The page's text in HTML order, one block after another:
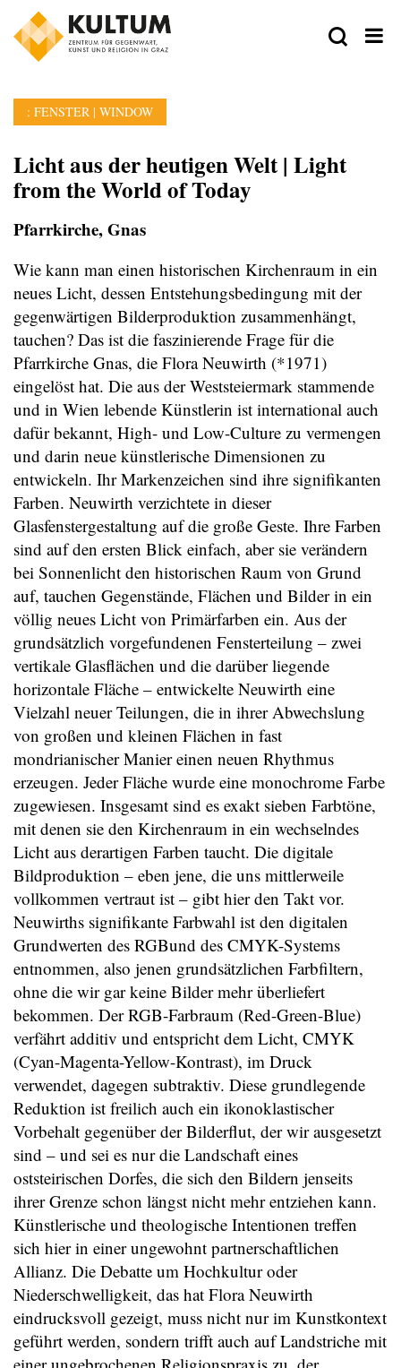
: FENSTER | WINDOW
Licht aus der heutigen Welt | Light
from the World of Today
Pfarrkirche, Gnas
Wie kann man einen historischen Kirchenraum in ein
neues Licht, dessen Entstehungsbedingung mit der
gegenwärtigen Bilderproduktion zusammenhängt,
tauchen? Das ist die faszinierende Frage für die
Pfarrkirche Gnas, die Flora Neuwirth (*1971)
eingelöst hat. Die aus der Weststeiermark stammende
und in Wien lebende Künstlerin ist international auch
dafür bekannt, High- und Low-Culture zu vermengen
und darin neue künstlerische Dimensionen zu
entwickeln. Ihr Markenzeichen sind ihre signifikanten
Farben. Neuwirth verzichtete in dieser
Glasfenstergestaltung auf die große Geste. Ihre Farben
sind auf den ersten Blick einfach, aber sie verändern
bei Sonnenlicht den historischen Raum von Grund
auf, tauchen Gegenstände, Flächen und Bilder in ein
völlig neues Licht von Primärfarben ein. Aus der
grundsätzlich vorgefundenen Fensterteilung – zwei
vertikale Glasflächen und die darüber liegende
horizontale Fläche – entwickelte Neuwirth eine
Vielzahl neuer Teilungen, die in ihrer Abwechslung
von großen und kleinen Flächen in fast
mondrianischer Manier einen neuen Rhythmus
erzeugen. Jeder Fläche wurde eine monochrome Farbe
zugewiesen. Insgesamt sind es exakt sieben Farbtöne,
mit denen sie den Kirchenraum in ein wechselndes
Licht aus derartigen Farben taucht. Die digitale
Bildproduktion – eben jene, die uns mittlerweile
vollkommen vertraut ist – gibt hier den Takt vor.
Neuwirths signifikante Farbwahl ist den digitalen
Grundwerten des RGBund des CMYK-Systems
entnommen, also jenen grundsätzlichen Farbfiltern,
ohne die wir gar keine Bilder mehr überliefert
bekommen. Der RGB-Farbraum (Red-Green-Blue)
verfährt additiv und entspricht dem Licht, CMYK
(Cyan-Magenta-Yellow-Kontrast), im Druck
verwendet, dagegen subtraktiv. Diese grundlegende
Reduktion ist freilich auch ein ikonoklastischer
Vorbehalt gegenüber der Bilderflut, der wir ausgesetzt
sind – und sei es nur die Landschaft eines
oststeirischen Dorfes, die sich den Bildern jenseits
ihrer Grenze schon längst nicht mehr entziehen kann.
Künstlerische und theologische Intentionen treffen
sich hier in einer ungewohnt partnerschaftlichen
Allianz. Die Debatte um Hochkultur oder
Niederschwelligkeit, das hat Flora Neuwirth
eindrucksvoll gezeigt, muss nicht nur im Kunstkontext
geführt werden, sondern trifft auch auf Landstriche mit